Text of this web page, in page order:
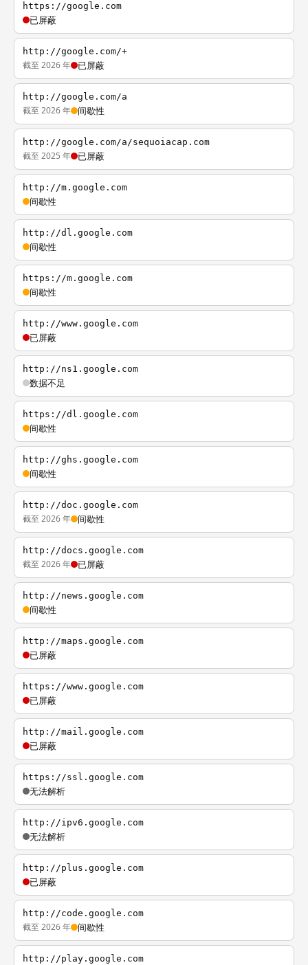
https://google.com
已屏蔽
http://google.com/+
截至 2026 年 已屏蔽
http://google.com/a
截至 2026 年 间歇性
http://google.com/a/sequoiacap.com
截至 2025 年 已屏蔽
http://m.google.com
间歇性
http://dl.google.com
间歇性
https://m.google.com
间歇性
http://www.google.com
已屏蔽
http://ns1.google.com
数据不足
https://dl.google.com
间歇性
http://ghs.google.com
间歇性
http://doc.google.com
截至 2026 年 间歇性
http://docs.google.com
截至 2026 年 已屏蔽
http://news.google.com
间歇性
http://maps.google.com
已屏蔽
https://www.google.com
已屏蔽
http://mail.google.com
已屏蔽
https://ssl.google.com
无法解析
http://ipv6.google.com
无法解析
http://plus.google.com
已屏蔽
http://code.google.com
截至 2026 年 间歇性
http://play.google.com